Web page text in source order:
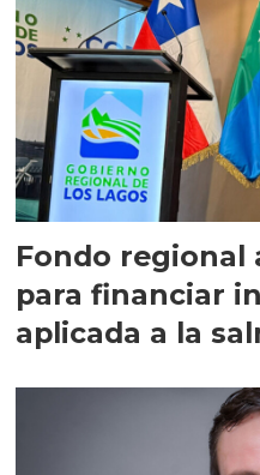
Fondo regional
para financiar
aplicada a la